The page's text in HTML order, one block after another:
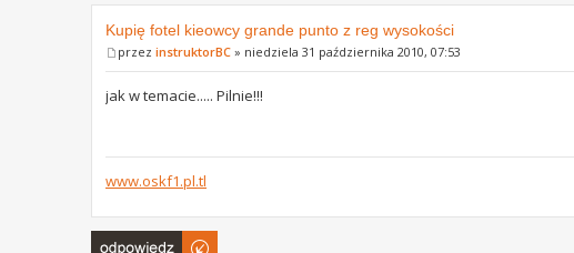
Kupię fotel kieowcy grande punto z reg wysokości
przez instruktorBC » niedziela 31 października 2010, 07:53
jak w temacie..... Pilnie!!!
www.oskf1.pl.tl
Odpowiedz